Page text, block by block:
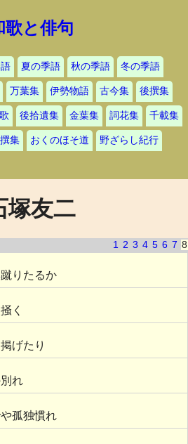
歌と俳句
夏の季語 秋の季語 冬の季語
万葉集 伊勢物語 古今集 後撰集
後拾遺集 金葉集 詞花集 千載集
集 おくのほそ道 野ざらし紀行
塚友二
1 2 3 4 5 6 7 8
蹴りたるか
く
げたり
れ
孤独慣れ